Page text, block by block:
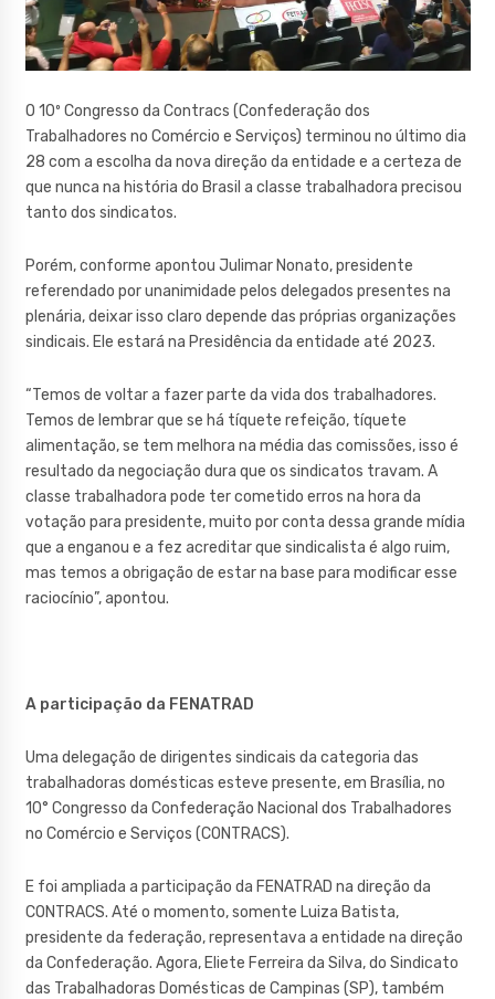
O 10º Congresso da Contracs (Confederação dos
Trabalhadores no Comércio e Serviços) terminou no último dia
28 com a escolha da nova direção da entidade e a certeza de
que nunca na história do Brasil a classe trabalhadora precisou
tanto dos sindicatos.
Porém, conforme apontou Julimar Nonato, presidente
referendado por unanimidade pelos delegados presentes na
plenária, deixar isso claro depende das próprias organizações
sindicais. Ele estará na Presidência da entidade até 2023.
“Temos de voltar a fazer parte da vida dos trabalhadores.
Temos de lembrar que se há tíquete refeição, tíquete
alimentação, se tem melhora na média das comissões, isso é
resultado da negociação dura que os sindicatos travam. A
classe trabalhadora pode ter cometido erros na hora da
votação para presidente, muito por conta dessa grande mídia
que a enganou e a fez acreditar que sindicalista é algo ruim,
mas temos a obrigação de estar na base para modificar esse
raciocínio”, apontou.
A participação da FENATRAD
Uma delegação de dirigentes sindicais da categoria das
trabalhadoras domésticas esteve presente, em Brasília, no
10° Congresso da Confederação Nacional dos Trabalhadores
no Comércio e Serviços (CONTRACS).
E foi ampliada a participação da FENATRAD na direção da
CONTRACS. Até o momento, somente Luiza Batista,
presidente da federação, representava a entidade na direção
da Confederação. Agora, Eliete Ferreira da Silva, do Sindicato
das Trabalhadoras Domésticas de Campinas (SP), também